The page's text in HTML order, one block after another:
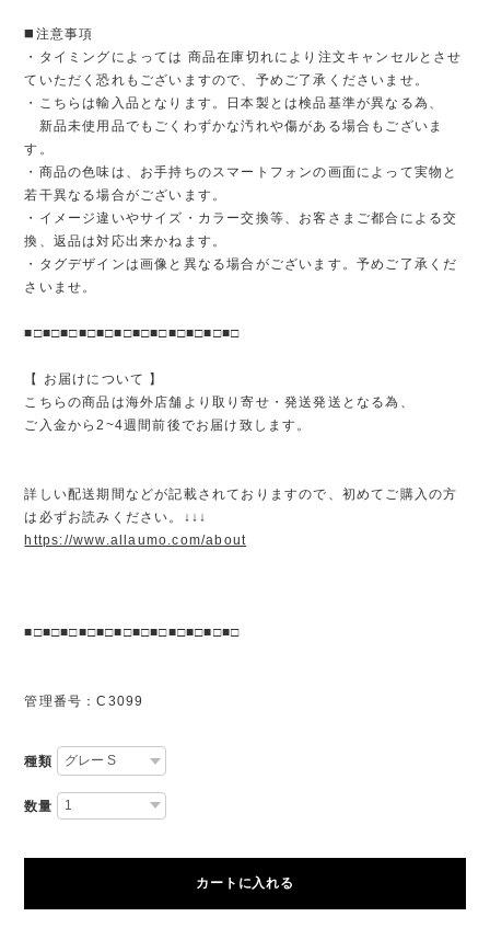
◼️注意事項
・タイミングによっては 商品在庫切れにより注文キャンセルとさせ
ていただく恐れもございますので、予めご了承くださいませ。
・こちらは輸入品となります。日本製とは検品基準が異なる為、
新品未使用品でもごくわずかな汚れや傷がある場合もございま
す。
・商品の色味は、お手持ちのスマートフォンの画面によって実物と
若干異なる場合がございます。
・イメージ違いやサイズ・カラー交換等、お客さまご都合による交
換、返品は対応出来かねます。
・タグデザインは画像と異なる場合がございます。予めご了承くだ
さいませ。
■□■□■□■□■□■□■□■□■□■□■□■□
【 お届けについて 】
こちらの商品は海外店舗より取り寄せ・発送発送となる為、
ご入金から2~4週間前後でお届け致します。
詳しい配送期間などが記載されておりますので、初めてご購入の方
は必ずお読みください。↓↓↓
https://www.allaumo.com/about
■□■□■□■□■□■□■□■□■□■□■□■□
管理番号：C3099
種類
数量
カートに入れる